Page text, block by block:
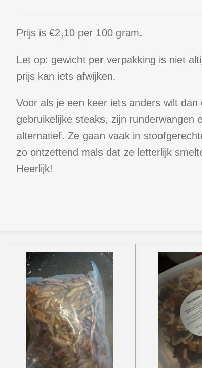
Prijs is €2,10 per 100 gram.
Let op: gewicht per verpakking is niet
prijs kan iets afwijken.
Voor als je een keer iets anders wilt dan
gebruikelijke steaks, zijn runderwangen
alternatief. Ze gaan vaak in
zo ontzettend mals dat ze letterlijk
Heerlijk!